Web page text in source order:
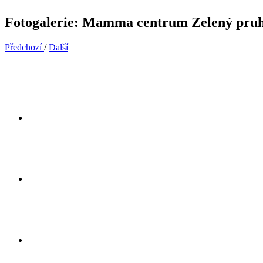
Fotogalerie: Mamma centrum Zelený
Předchozí / Další